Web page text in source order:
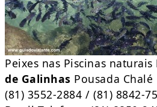
Peixes nas Piscinas naturais
de Galinhas Pousada
(81) 3552-2884 / (81) 8842-